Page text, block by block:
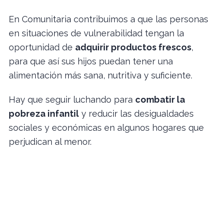
En Comunitaria contribuimos a que las personas
en situaciones de vulnerabilidad tengan la
oportunidad de adquirir productos frescos,
para que así sus hijos puedan tener una
alimentación más sana, nutritiva y suficiente.
Hay que seguir luchando para combatir la
pobreza infantil y reducir las desigualdades
sociales y económicas en algunos hogares que
perjudican al menor.